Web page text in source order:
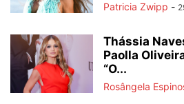
Patricia Zwipp -
Thássia
Paolla
“O...
Rosângela